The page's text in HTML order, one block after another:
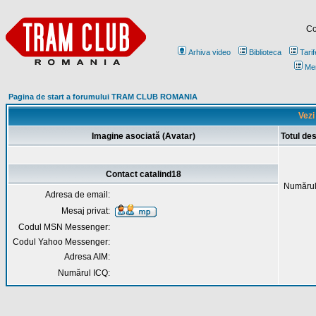
Arhiva video Biblioteca
Pagina de start a forumului TRAM CLUB ROMANIA
Imagine asociată (Avatar) Totul
Contact catalind18
Adresa de email:
Mesaj privat:
Codul MSN Messenger:
Codul Yahoo Messenger:
Adresa AIM:
Numărul ICQ: